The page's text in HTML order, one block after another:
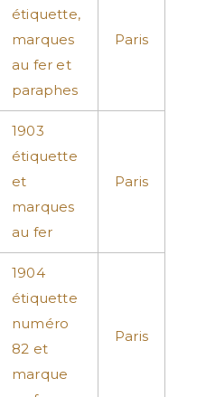
étiquette,
marques
au fer et
paraphes
Paris
1903
étiquette
et
marques
au fer
Paris
1904
étiquette
numéro
82 et
marque
Paris